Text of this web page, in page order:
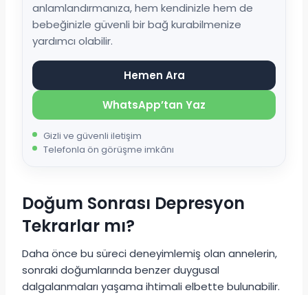
anlamlandırmanıza, hem kendinizle hem de
bebeğinizle güvenli bir bağ kurabilmenize
yardımcı olabilir.
Hemen Ara
WhatsApp’tan Yaz
Gizli ve güvenli iletişim
Telefonla ön görüşme imkânı
Doğum Sonrası Depresyon
Tekrarlar mı?
Daha önce bu süreci deneyimlemiş olan annelerin,
sonraki doğumlarında benzer duygusal
dalgalanmaları yaşama ihtimali elbette bulunabilir.